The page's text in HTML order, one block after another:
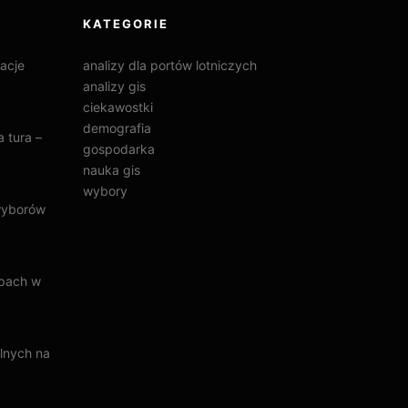
tura –
w
na
KATEGORIE
analizy dla portów lotniczych
analizy gis
ciekawostki
demografia
gospodarka
nauka gis
wybory